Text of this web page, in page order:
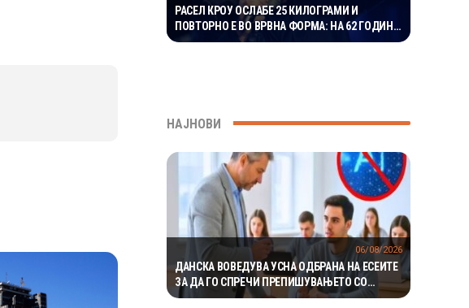
РАСЕЛ КРОУ ОСЛАБЕ 25 КИЛОГРАМИ И
ПОВТОРНО Е ВО ВРВНА ФОРМА: НА 62 ГОДИНИ
ГО ВООДУШЕВИ ИЗГЛЕДОТ
НАЈНОВИ
ДАНСКА ВОВЕДУВА УСНА ОДБРАНА НА ЕСЕИТЕ
ЗА ДА ГО СПРЕЧИ ПРЕПИШУВАЊЕТО СО
ВЕШТАЧКА ИНТЕЛИГЕНЦИЈА
06/08/2026